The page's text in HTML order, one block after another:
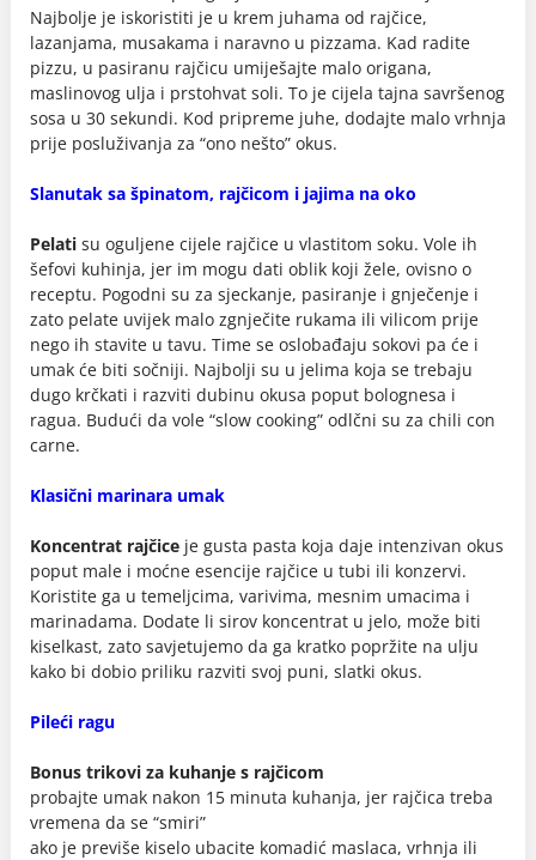
Najbolje je iskoristiti je u krem juhama od rajčice,
lazanjama, musakama i naravno u pizzama. Kad radite
pizzu, u pasiranu rajčicu umiješajte malo origana,
maslinovog ulja i prstohvat soli. To je cijela tajna savršenog
sosa u 30 sekundi. Kod pripreme juhe, dodajte malo vrhnja
prije posluživanja za “ono nešto” okus.
Slanutak sa špinatom, rajčicom i jajima na oko
Pelati su oguljene cijele rajčice u vlastitom soku. Vole ih
šefovi kuhinja, jer im mogu dati oblik koji žele, ovisno o
receptu. Pogodni su za sjeckanje, pasiranje i gnječenje i
zato pelate uvijek malo zgnječite rukama ili vilicom prije
nego ih stavite u tavu. Time se oslobađaju sokovi pa će i
umak će biti sočniji. Najbolji su u jelima koja se trebaju
dugo krčkati i razviti dubinu okusa poput bolognesa i
ragua. Budući da vole “slow cooking” odlčni su za chili con
carne.
Klasični marinara umak
Koncentrat rajčice je gusta pasta koja daje intenzivan okus
poput male i moćne esencije rajčice u tubi ili konzervi.
Koristite ga u temeljcima, varivima, mesnim umacima i
marinadama. Dodate li sirov koncentrat u jelo, može biti
kiselkast, zato savjetujemo da ga kratko popržite na ulju
kako bi dobio priliku razviti svoj puni, slatki okus.
Pileći ragu
Bonus trikovi za kuhanje s rajčicom
probajte umak nakon 15 minuta kuhanja, jer rajčica treba
vremena da se “smiri”
ako je previše kiselo ubacite komadić maslaca, vrhnja ili